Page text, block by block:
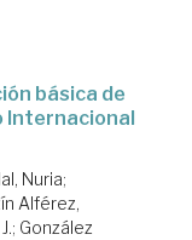
básica de
Internacional
Nuria;
Alférez,
; González